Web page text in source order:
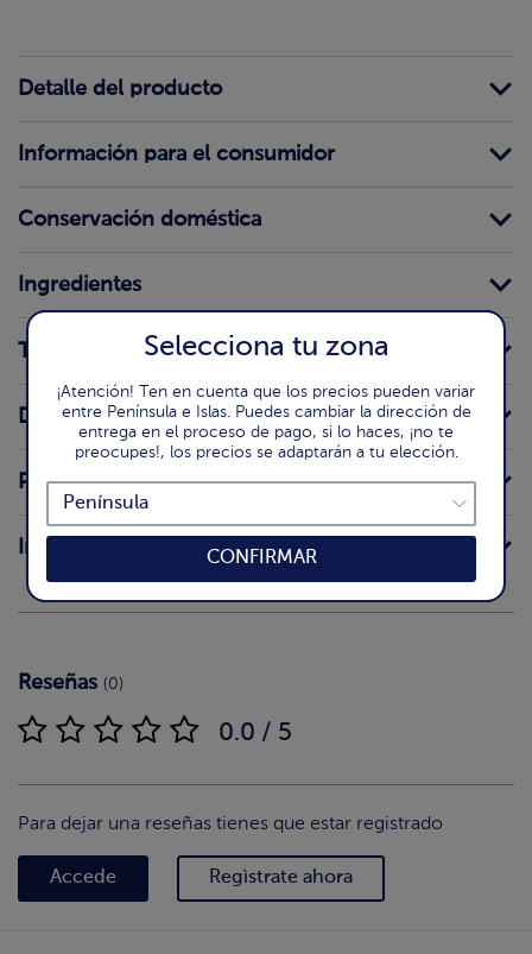
Detalle del producto
Información para el consumidor
Conservación doméstica
Ingredientes
Trazas
Declaración nutricional
Preparación
Intolerancias
Reseñas (0)
0.0 / 5
Para dejar una reseñas tienes que estar registrado
Accede Regìstrate ahora
Selecciona tu zona
¡Atención! Ten en cuenta que los precios pueden variar
entre Península e Islas. Puedes cambiar la dirección de
entrega en el proceso de pago, si lo haces, ¡no te
preocupes!, los precios se adaptarán a tu elección.
CONFIRMAR